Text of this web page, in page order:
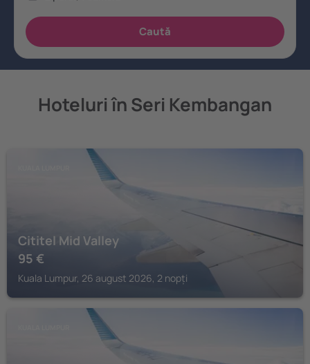
Hoteluri în Seri Kembangan
Cititel Mid Valley
95 €
Kuala Lumpur, 26 august 2026, 2 nopți